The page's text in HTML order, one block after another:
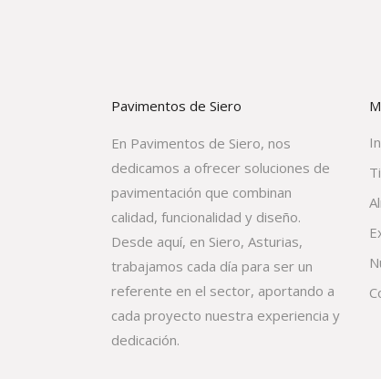
Pavimentos de Siero
En Pavimentos de Siero, nos
dedicamos a ofrecer soluciones de
pavimentación que combinan
calidad, funcionalidad y diseño.
Desde aquí, en Siero, Asturias,
trabajamos cada día para ser un
referente en el sector, aportando a
cada proyecto nuestra experiencia y
dedicación.